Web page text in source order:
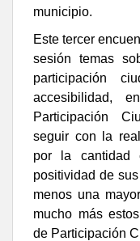
municipio.
Este tercer
sesión temas
participación
accesibilidad,
Participación
seguir con la
por la cantidad
positividad de
menos una
mucho más
de Participación